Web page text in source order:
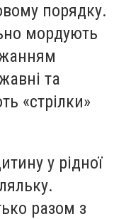
порядку.
мордують
та
«стрілки»
у рідної
разом з